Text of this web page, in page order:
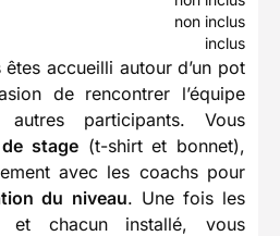
non inclus
inclus
êtes accueilli autour d’un pot
de rencontrer l’équipe
participants. Vous
stage(t-shirt et bonnet),
avec les coachs pour
du niveau. Une fois les
et chacun installé, vous